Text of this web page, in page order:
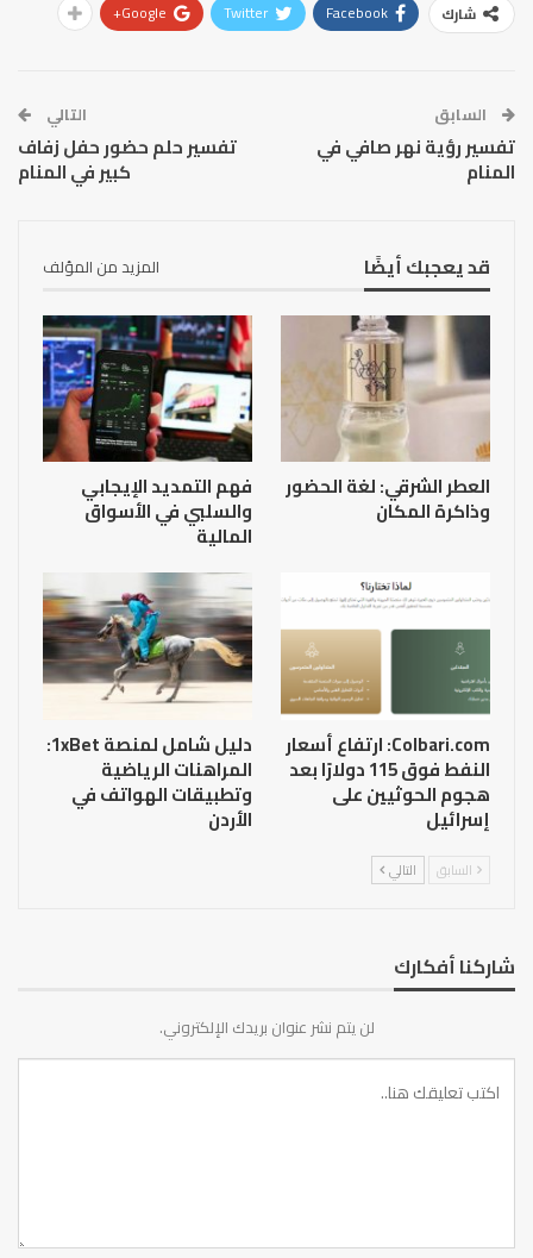
شارك Facebook
Twitter
Google+
السابق
تفسير رؤية نهر صافي في
المنام
التالي
تفسير حلم حضور حفل زفاف
كبير في المنام
قد يعجبك أيضًا المزيد من المؤلف
العطر الشرقي: لغة الحضور
وذاكرة المكان
فهم التمديد الإيجابي
والسلبي في الأسواق
المالية
Colbari.com: ارتفاع أسعار
النفط فوق 115 دولارًا بعد
هجوم الحوثيين على
إسرائيل
دليل شامل لمنصة 1xBet:
المراهنات الرياضية
وتطبيقات الهواتف في
الأردن
السابق التالي
شاركنا أفكارك
لن يتم نشر عنوان بريدك الإلكتروني.